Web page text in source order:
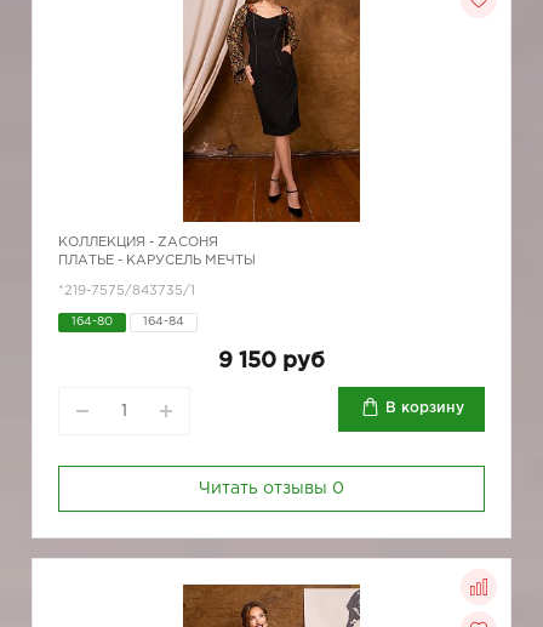
КОЛЛЕКЦИЯ - ZAСОНЯ
ПЛАТЬЕ - КАРУСЕЛЬ МЕЧТЫ
*219-7575/843735/1
164-80 164-84
9 150 руб
В корзину
Читать отзывы 0